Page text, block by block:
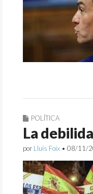
POLÍTICA
La
por Lluís Foix • 08/11/